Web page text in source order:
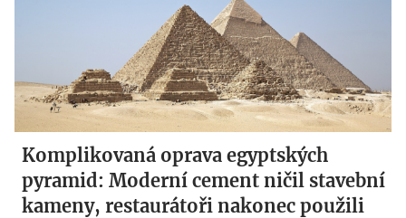
Komplikovaná oprava egyptských
pyramid: Moderní cement ničil stavební
kameny, restaurátoři nakonec použili